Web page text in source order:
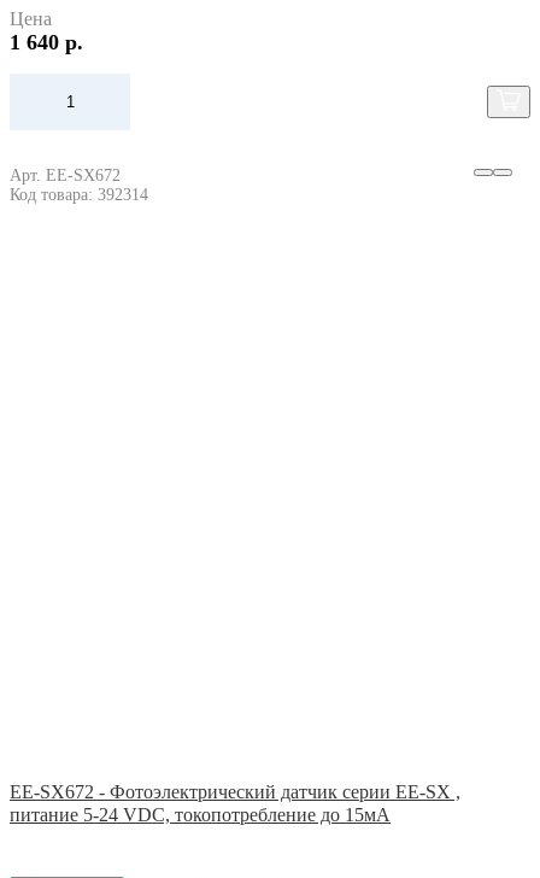
Цена
1 640 р.
Арт. EE-SX672
Код товара: 392314
EE-SX672 - Фотоэлектрический датчик серии EE-SX ,
питание 5-24 VDC, токопотребление до 15мА